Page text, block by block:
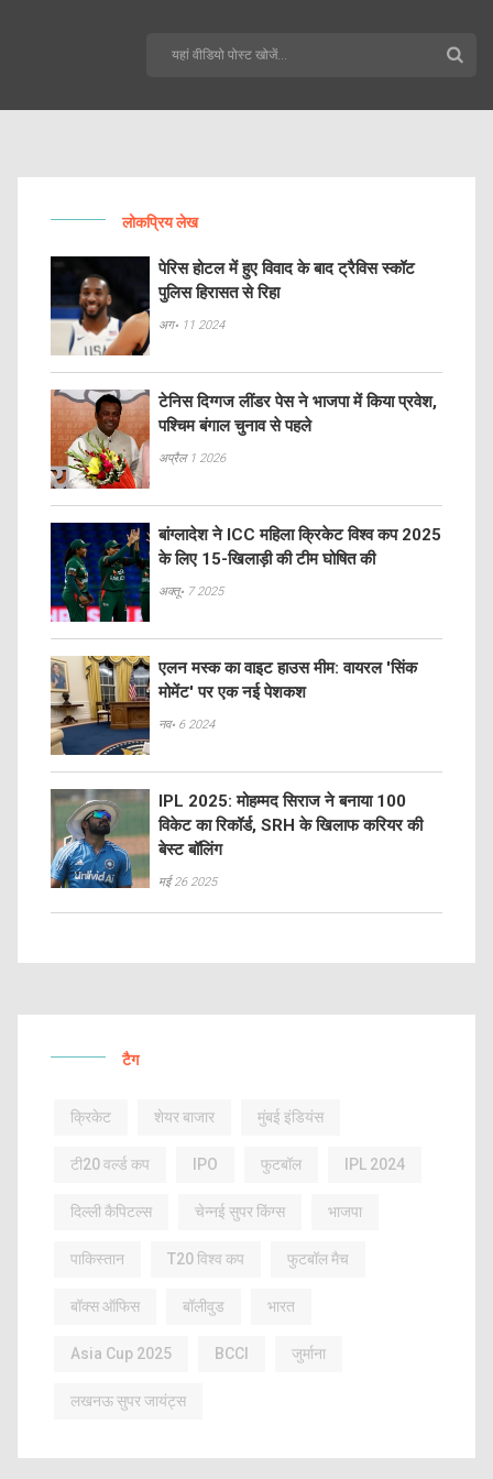
लोकप्रिय लेख
पेरिस होटल में हुए विवाद के बाद ट्रैविस स्कॉट
पुलिस हिरासत से रिहा
अग॰ 11 2024
टेनिस दिग्गज लींडर पेस ने भाजपा में किया प्रवेश,
पश्चिम बंगाल चुनाव से पहले
अप्रैल 1 2026
बांग्लादेश ने ICC महिला क्रिकेट विश्व कप 2025
के लिए 15-खिलाड़ी की टीम घोषित की
अक्तू॰ 7 2025
एलन मस्क का वाइट हाउस मीम: वायरल 'सिंक
मोमेंट' पर एक नई पेशकश
नव॰ 6 2024
IPL 2025: मोहम्मद सिराज ने बनाया 100
विकेट का रिकॉर्ड, SRH के खिलाफ करियर की
बेस्ट बॉलिंग
मई 26 2025
टैग
क्रिकेट शेयर बाजार मुंबई इंडियंस
टी20 वर्ल्ड कप IPO फुटबॉल IPL 2024
दिल्ली कैपिटल्स चेन्नई सुपर किंग्स भाजपा
पाकिस्तान T20 विश्व कप फुटबॉल मैच
बॉक्स ऑफिस बॉलीवुड भारत
Asia Cup 2025 BCCI जुर्माना
लखनऊ सुपर जायंट्स